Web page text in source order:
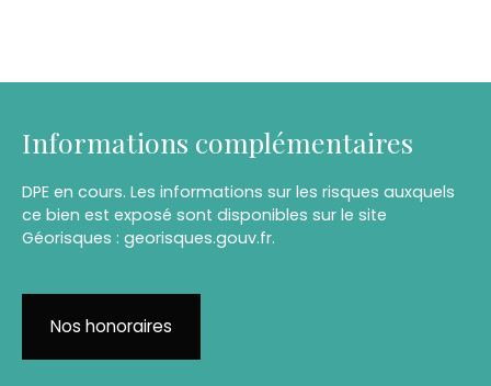
Informations complémentaires
DPE en cours. Les informations sur les risques auxquels
ce bien est exposé sont disponibles sur le site
Géorisques : georisques.gouv.fr.
Nos honoraires